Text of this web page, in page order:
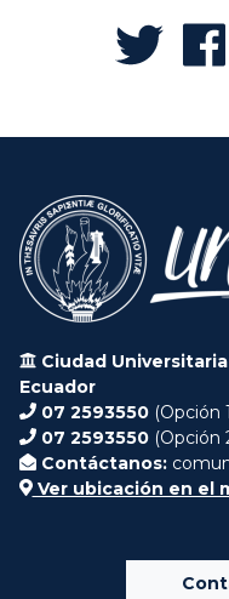
Ciudad
Ecuador
07 2593550 (Opción
07 2593550 (Opción
Contáctanos:
Ver ubicación en el